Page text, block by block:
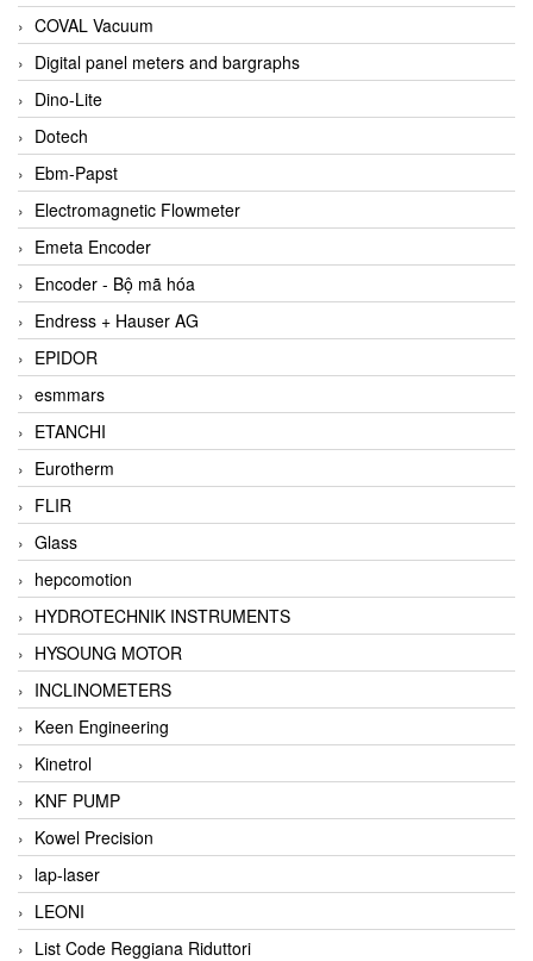
COVAL Vacuum
Digital panel meters and bargraphs
Dino-Lite
Dotech
Ebm-Papst
Electromagnetic Flowmeter
Emeta Encoder
Encoder - Bộ mã hóa
Endress + Hauser AG
EPIDOR
esmmars
ETANCHI
Eurotherm
FLIR
Glass
hepcomotion
HYDROTECHNIK INSTRUMENTS
HYSOUNG MOTOR
INCLINOMETERS
Keen Engineering
Kinetrol
KNF PUMP
Kowel Precision
lap-laser
LEONI
List Code Reggiana Riduttori